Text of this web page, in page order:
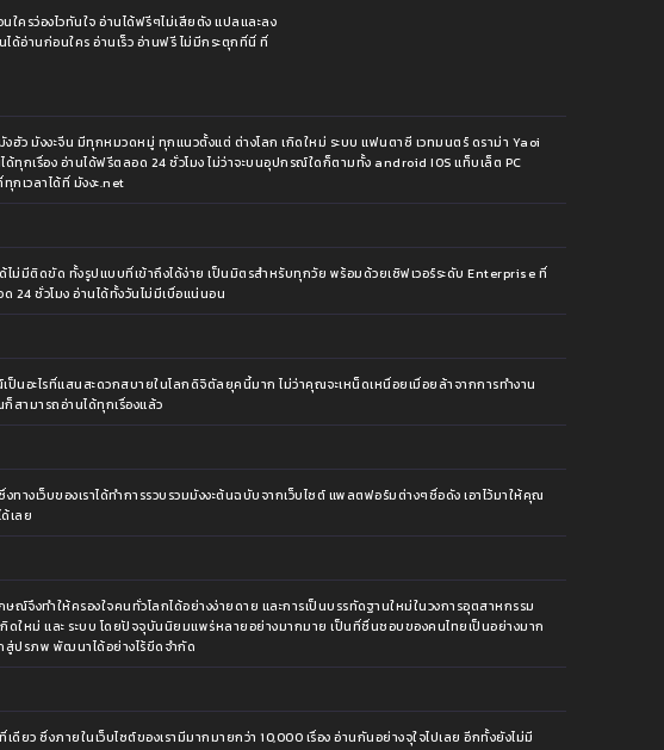
รว่องไวทันใจ อ่านได้ฟรีๆไม่เสียตัง แปลและลง
อ่านก่อนใคร อ่านเร็ว อ่านฟรี ไม่มีกระตุกที่นี่ ที่
ฮัว มังงะจีน มีทุกหมวดหมู่ ทุกแนวตั้งแต่ ต่างโลก เกิดใหม่ ระบบ แฟนตาซี เวทมนตร์ ดราม่า Yaoi
เรื่อง อ่านได้ฟรีตลอด 24 ชั่วโมง ไม่ว่าจะบนอุปกรณ์ใดก็ตามทั้ง android IOS แท็บเล็ต PC
กเวลาได้ที่ มังงะ.net
ไม่มีติดขัด ทั้งรูปแบบที่เข้าถึงได้ง่าย เป็นมิตรสำหรับทุกวัย พร้อมด้วยเซิฟเวอร์ระดับ Enterprise ที่
ชั่วโมง อ่านได้ทั้งวันไม่มีเบื่อแน่นอน
ป็นอะไรที่แสนสะดวกสบายในโลกดิจิตัลยุคนี้มาก ไม่ว่าคุณจะเหน็ดเหนื่อยเมื่อยล้าจากการทำงาน
สามารถอ่านได้ทุกเรื่องแล้ว
เว็บของเราได้ทำการรวบรวมมังงะต้นฉบับจากเว็บไซต์ แพลตฟอร์มต่างๆชื่อดัง เอาไว้มาให้คุณ
เลย
ทำให้ครองใจคนทั่วโลกได้อย่างง่ายดาย และการเป็นบรรทัดฐานใหม่ในวงการอุตสาหกรรม
ใหม่ และ ระบบ โดยปัจจุบันนิยมแพร่หลายอย่างมากมาย เป็นที่ชื่นชอบของคนไทยเป็นอย่างมาก
สู่ปรภพ พัฒนาได้อย่างไร้ขีดจำกัด
ยว ซึ่งภายในเว็บไซต์ของเรามีมากมายกว่า 10,000 เรื่อง อ่านกันอย่างจุใจไปเลย อีกทั้งยังไม่มี